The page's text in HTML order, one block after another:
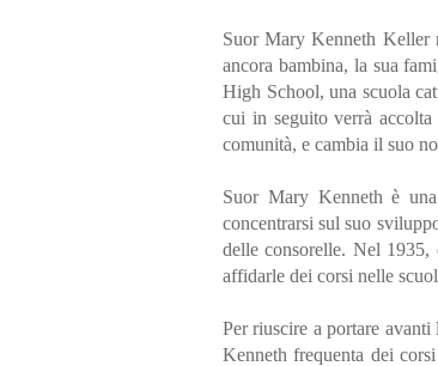
Suor Mary Kenneth Keller
ancora bambina, la sua
High School, una scuola
cui in seguito verrà
comunità, e cambia il suo
Suor Mary Kenneth è
concentrarsi sul suo
delle consorelle. Nel 1935,
affidarle dei corsi nelle
Per riuscire a portare
Kenneth frequenta dei